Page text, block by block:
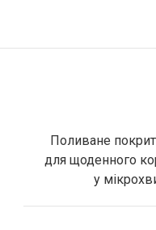
Поливане
для щоденного
у